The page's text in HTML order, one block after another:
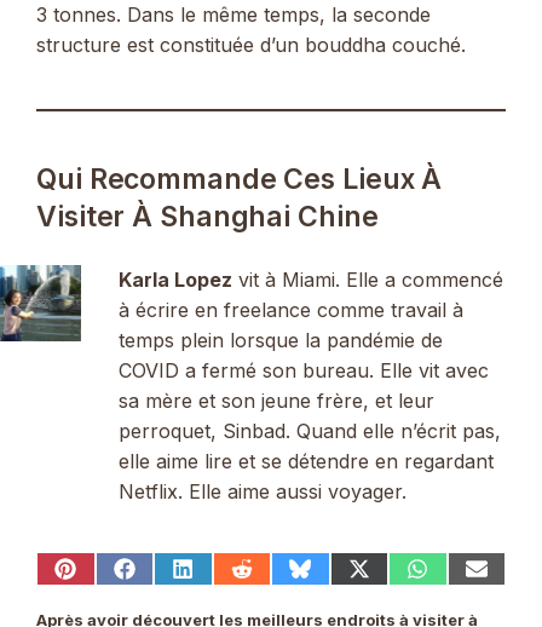
3 tonnes. Dans le même temps, la seconde
structure est constituée d’un bouddha couché.
Qui Recommande Ces Lieux À
Visiter À Shanghai Chine
Karla Lopez vit à Miami. Elle a commencé
à écrire en freelance comme travail à
temps plein lorsque la pandémie de
COVID a fermé son bureau. Elle vit avec
sa mère et son jeune frère, et leur
perroquet, Sinbad. Quand elle n’écrit pas,
elle aime lire et se détendre en regardant
Netflix. Elle aime aussi voyager.
Share
Pinterest
Share
Facebook
Share
LinkedIn
Share
Reddit
Share
Bluesky
Share
X
Share
WhatsApp
Share
Email
Après avoir découvert les meilleurs endroits à visiter à